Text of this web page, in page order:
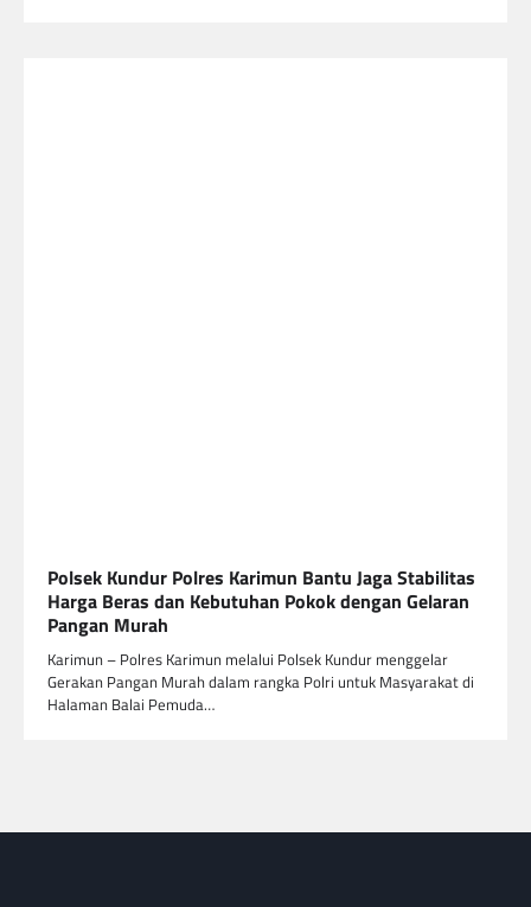
Polsek Kundur Polres Karimun Bantu Jaga Stabilitas
Harga Beras dan Kebutuhan Pokok dengan Gelaran
Pangan Murah
Karimun – Polres Karimun melalui Polsek Kundur menggelar
Gerakan Pangan Murah dalam rangka Polri untuk Masyarakat di
Halaman Balai Pemuda…